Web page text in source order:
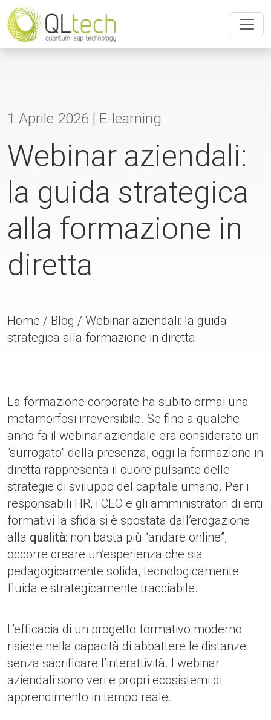
1 Aprile 2026 | E-learning
Webinar aziendali:
la guida strategica
alla formazione in
diretta
Home / Blog / Webinar aziendali: la guida
strategica alla formazione in diretta
La formazione corporate ha subito ormai una
metamorfosi irreversibile. Se fino a qualche
anno fa il webinar aziendale era considerato un
“surrogato” della presenza, oggi la formazione in
diretta rappresenta il cuore pulsante delle
strategie di sviluppo del capitale umano. Per i
responsabili HR, i CEO e gli amministratori di enti
formativi la sfida si è spostata dall’erogazione
alla qualità: non basta più “andare online”,
occorre creare un’esperienza che sia
pedagogicamente solida, tecnologicamente
fluida e strategicamente tracciabile.
L’efficacia di un progetto formativo moderno
risiede nella capacità di abbattere le distanze
senza sacrificare l’interattività. I webinar
aziendali sono veri e propri ecosistemi di
apprendimento in tempo reale.